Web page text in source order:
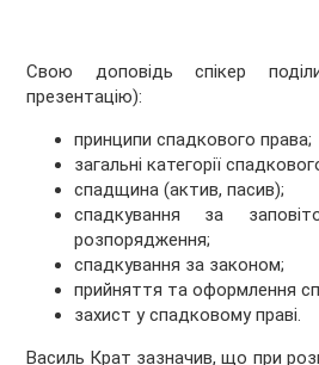
Свою доповідь спікер
презентацію):
принципи спадкового права;
загальні категорії
спадщина (актив, пасив);
спадкування за
розпорядження;
спадкування за законом;
прийняття та оформлення
захист у спадковому праві.
Василь Крат зазначив, що при